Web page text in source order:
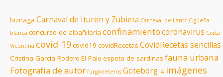
biznaga Carnaval de Ituren y Zubieta Carnaval de Lantz Cigüeña
blanca concurso de albañilería confinamientocoronavirus Costa
Vicentina covid-19covid19 covidRecetas CovidRecetas sencillas
Cristina García Rodero El Palo espeto de sardinas fauna urbana
Fotografía de autor furgoneteros Göteborg IA imágenes